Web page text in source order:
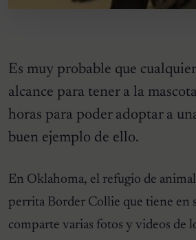
Es muy probable que
alcance para tener a la
horas para poder adoptar a
buen ejemplo de ello.
En Oklahoma, el refugio de
perrita Border Collie que tiene en
comparte varias fotos y videos de